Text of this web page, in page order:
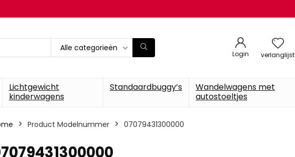
Alle categorieën
Login verlanglijst
Lichtgewicht
kinderwagens
Standaardbuggy’s
Wandelwagens met
autostoeltjes
Product Modelnummer ‎07079431300000